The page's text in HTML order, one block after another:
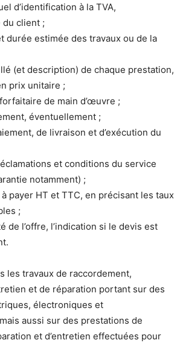
d’identification à la TVA,
du client ;
durée estimée des travaux ou de la
(et description) de chaque prestation,
prix unitaire ;
de main d’œuvre ;
éventuellement ;
de livraison et d’exécution du
et conditions du service
notamment) ;
payer HT et TTC, en précisant les taux
;
de l’offre, l’indication si le devis est
les travaux de raccordement,
et de réparation portant sur des
électroniques et
aussi sur des prestations de
et d’entretien effectuées pour